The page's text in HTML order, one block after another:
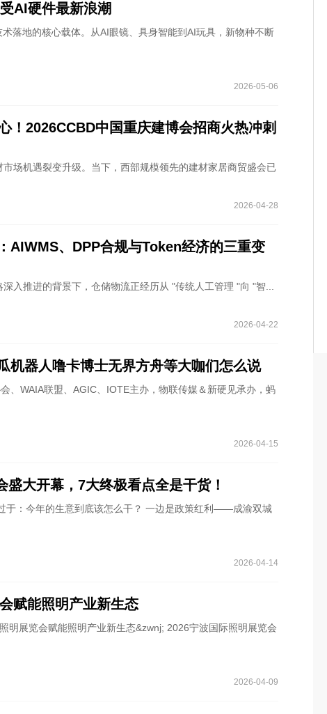
AI硬件最新浪潮
落地的核心载体。从AI眼镜、具身智能到AI玩具，新物种不断
2026-05-06
！2026CCBD中国重庆建博会招商火热冲刺
场机遇裂变升级。当下，西部规模领先的建材家居商贸盛会已
2026-04-28
AIWMS、DPP合规与Token经济的三重变
入推进的背景下，仓储物流正经历从 "传统人工管理 "向 "智...
2026-04-22
机器人噜卡博士无界方舟等大咖们怎么说
、WAIA联盟、AGIC、IOTE主办，物联传媒＆新硬见承办，蚂
2026-04-15
盛大开幕，7大终极看点全是干货！
于：今年的生意到底该怎么干？ 一边是政策红利——成渝双城
2026-04-14
赋能照明产业新生态
明展览会赋能照明产业新生态&zwnj; 2026宁波国际照明展览会
2026-04-09